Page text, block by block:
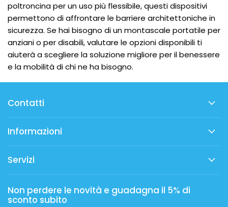
poltroncina per un uso più flessibile, questi dispositivi
permettono di affrontare le barriere architettoniche in
sicurezza. Se hai bisogno di un montascale portatile per
anziani o per disabili, valutare le opzioni disponibili ti
aiuterà a scegliere la soluzione migliore per il benessere
e la mobilità di chi ne ha bisogno.
Contatti
Informazioni
Servizi
Non perdere le novità e guadagna il 5% di
sconto subito